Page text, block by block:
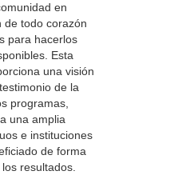
en
de todo corazón
para hacerlos
Esta
una visión
de la
programas,
una amplia
e instituciones
de forma
resultados.